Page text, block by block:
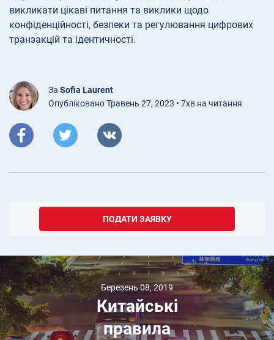
викликати цікаві питання та виклики щодо
конфіденційності, безпеки та регулювання цифрових
транзакцій та ідентичності.
За Sofia Laurent
Опубліковано Травень 27, 2023 • 7хв на читання
ПОДАТИ ЗАЯВКУ
Березень 08, 2019
Китайські
правила